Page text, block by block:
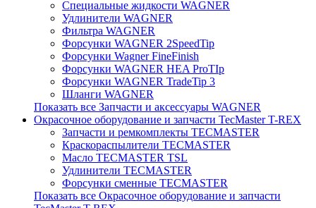
Специальные жидкости WAGNER
Удлинители WAGNER
Фильтра WAGNER
Форсунки WAGNER 2SpeedTip
Форсунки Wagner FineFinish
Форсунки WAGNER HEA ProTIp
Форсунки WAGNER TradeTip 3
Шланги WAGNER
Показать все Запчасти и аксессуары WAGNER
Окрасочное оборудование и запчасти TecMaster T-REX
Запчасти и ремкомплекты TECMASTER
Краскораспылители TECMASTER
Масло TECMASTER TSL
Удлинители TECMASTER
Форсунки сменные TECMASTER
Показать все Окрасочное оборудование и запчасти